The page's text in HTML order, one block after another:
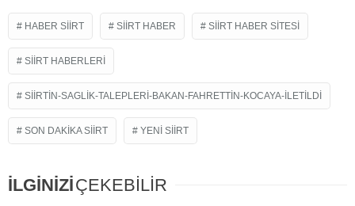
HABER SIIRT SIIRT HABER SIIRT HABER SITESI
SIIRT HABERLERI
SIIRTIN-SAGLIK-TALEPLERI-BAKAN-FAHRETTIN-KOCAYA-ILETILDI
SON DAKIKA SIIRT YENI SIIRT
İLGİNİZİÇEKEBİLİR